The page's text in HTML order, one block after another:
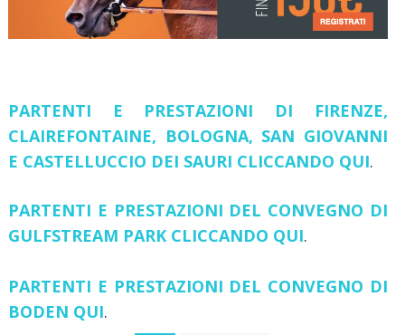
PARTENTI E PRESTAZIONI DI FIRENZE,
CLAIREFONTAINE, BOLOGNA, SAN GIOVANNI
E CASTELLUCCIO DEI SAURI CLICCANDO QUI.
PARTENTI E PRESTAZIONI DEL CONVEGNO DI
GULFSTREAM PARK CLICCANDO QUI.
PARTENTI E PRESTAZIONI DEL CONVEGNO DI
BODEN QUI.